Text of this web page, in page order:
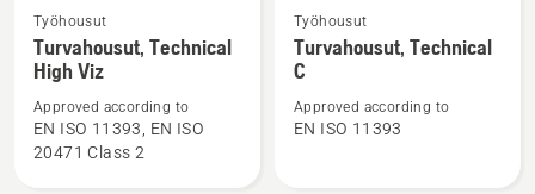
Katso
lisätietoja
tuotteesta
Turvahousut,
Technical
High
Työhousut
Turvahousut, Technical
High Viz
Approved according to
EN ISO 11393, EN ISO
20471 Class 2
Katso
lisätietoja
tuotteesta
Turvahousut,
Technical
Työhousut
Turvahousut, Technical
C
Approved according to
EN ISO 11393